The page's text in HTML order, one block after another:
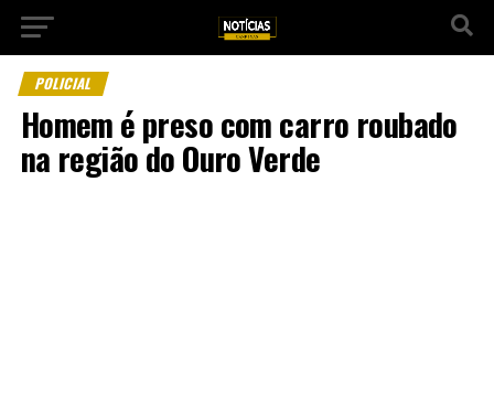
POLICIAL
Homem é preso com carro roubado
na região do Ouro Verde